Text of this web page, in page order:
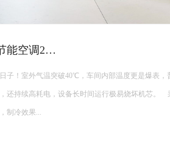
个地方…
： 高效蒸
蒸发冷却原理，利用水蒸发时的吸热效应来降低
够大大减少...